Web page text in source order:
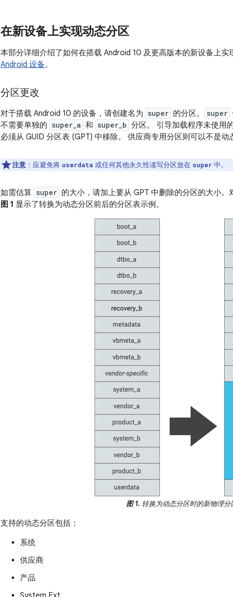
在新设备上实现动态分区
本部分详细介绍了如何在搭载 Android 10 及更高版本的新设备上
Android 设备。
分区更改
对于搭载 Android 10 的设备，请创建名为 super 的分区。 super
不需要单独的 super_a 和 super_b 分区。 引导加载程序未使用
必须从 GUID 分区表 (GPT) 中移除。 供应商专用分区则可以不是动
注意 ：应避免将 userdata 或任何其他永久性读写分区放在 super 中。
如需估算 super 的大小，请加上要从 GPT 中删除的分区的大小。
图 1 显示了转换为动态分区前后的分区表示例。
图 1. 转换为动态分区时的新物理分
支持的动态分区包括：
系统
供应商
产品